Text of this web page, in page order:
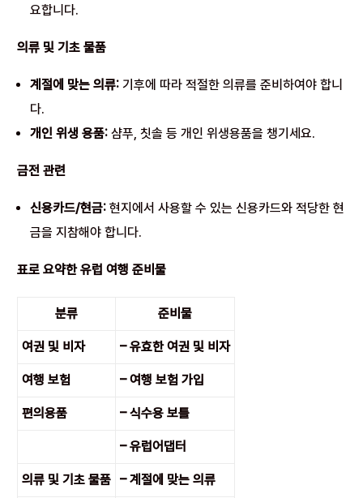
요합니다.
의류 및 기초 물품
계절에 맞는 의류: 기후에 따라 적절한 의류를 준비하여야 합니
다.
개인 위생 용품: 샴푸, 칫솔 등 개인 위생용품을 챙기세요.
금전 관련
신용카드/현금: 현지에서 사용할 수 있는 신용카드와 적당한 현
금을 지참해야 합니다.
표로 요약한 유럽 여행 준비물
분류 준비물
여권 및 비자 – 유효한 여권 및 비자
여행 보험 – 여행 보험 가입
편의용품 – 식수용 보틀
– 유럽어댑터
의류 및 기초 물품 – 계절에 맞는 의류